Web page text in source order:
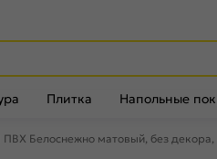
Плитка Напольные
Белоснежно матовый, без декора,